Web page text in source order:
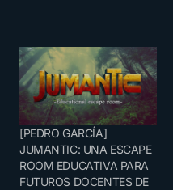
[PEDRO GARCÍA]
JUMANTIC: UNA ESCAPE
ROOM EDUCATIVA PARA
FUTUROS DOCENTES DE